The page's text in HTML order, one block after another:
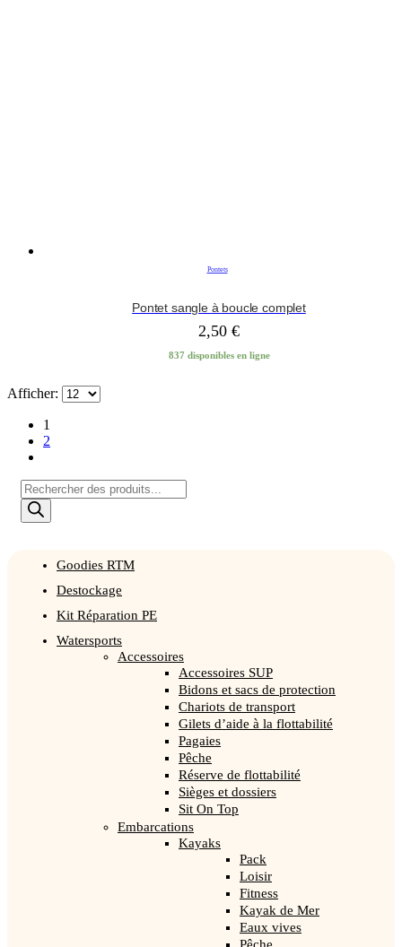
Pontets
Pontet sangle à boucle complet
2,50 €
837 disponibles en ligne
Afficher:
1
2
Recherche
de
produits
Goodies RTM
Destockage
Kit Réparation PE
Watersports
Accessoires
Accessoires SUP
Bidons et sacs de protection
Chariots de transport
Gilets d’aide à la flottabilité
Pagaies
Pêche
Réserve de flottabilité
Sièges et dossiers
Sit On Top
Embarcations
Kayaks
Pack
Loisir
Fitness
Kayak de Mer
Eaux vives